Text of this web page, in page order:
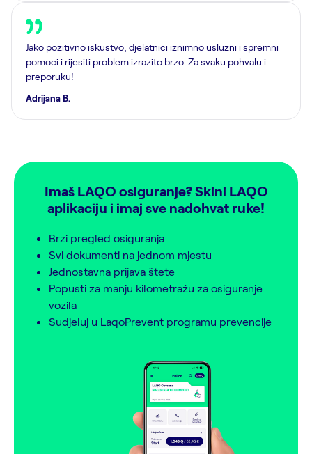
Jako pozitivno iskustvo, djelatnici iznimno usluzni i spremni
pomoci i rijesiti problem izrazito brzo. Za svaku pohvalu i
preporuku!
Adrijana B.
Imaš LAQO osiguranje? Skini LAQO
aplikaciju i imaj sve nadohvat ruke!
Brzi pregled osiguranja
Svi dokumenti na jednom mjestu
Jednostavna prijava štete
Popusti za manju kilometražu za osiguranje
vozila
Sudjeluj u LaqoPrevent programu prevencije